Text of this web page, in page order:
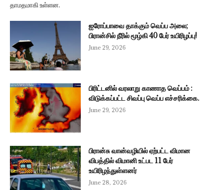
தாமதமாகி உள்ளன.
ஐரோப்பாவை தாக்கும் வெப்ப அலை;
பிரான்சில் நீரில் மூழ்கி 40 பேர் உயிரிழப்பு!
June 29, 2026
பிரிட்டனில் வரலாறு காணாத வெப்பம் :
விடுக்கப்பட்ட சிவப்பு வெப்ப எச்சரிக்கை.
June 29, 2026
பிரான்சு வான்வழியில் ஏற்பட்ட விமான
விபத்தில் விமானி உட்பட 11 பேர்
உயிரிழந்துள்ளனர்
June 28, 2026